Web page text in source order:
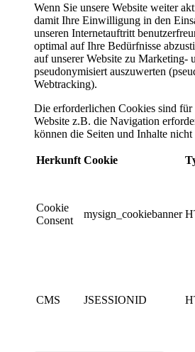
Wenn Sie unsere Website weiter
damit Ihre Einwilligung in den
unseren Internetauftritt
optimal auf Ihre Bedürfnisse
auf unserer Website zu Marketing-
pseudonymisiert auszuwerten
Webtracking).
Die erforderlichen Cookies sind
Website z.B. die Navigation
können die Seiten und Inhalte
Herkunft Cookie
Cookie
Consent
mysign_cookiebanner
CMS JSESSIONID